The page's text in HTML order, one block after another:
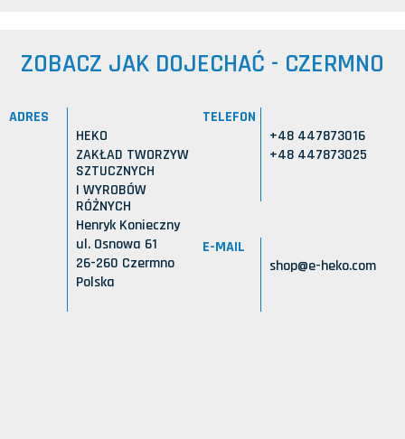
ZOBACZ JAK DOJECHAĆ - CZERMNO
ADRES
HEKO
ZAKŁAD TWORZYW
SZTUCZNYCH
I WYROBÓW
RÓŻNYCH
Henryk Konieczny
ul. Osnowa 61
26-260 Czermno
Polska
TELEFON
+48 447873016
+48 447873025
E-MAIL
shop@e-heko.com